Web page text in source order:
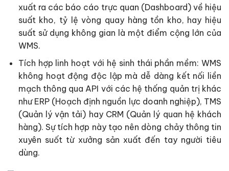
xuất ra các báo cáo trực quan (Dashboard) về hiệu
suất kho, tỷ lệ vòng quay hàng tồn kho, hay hiệu
suất sử dụng không gian là một điểm cộng lớn của
WMS.
Tích hợp linh hoạt với hệ sinh thái phần mềm: WMS
không hoạt động độc lập mà dễ dàng kết nối liền
mạch thông qua API với các hệ thống quản trị khác
như ERP (Hoạch định nguồn lực doanh nghiệp), TMS
(Quản lý vận tải) hay CRM (Quản lý quan hệ khách
hàng). Sự tích hợp này tạo nên dòng chảy thông tin
xuyên suốt từ xưởng sản xuất đến tay người tiêu
dùng.